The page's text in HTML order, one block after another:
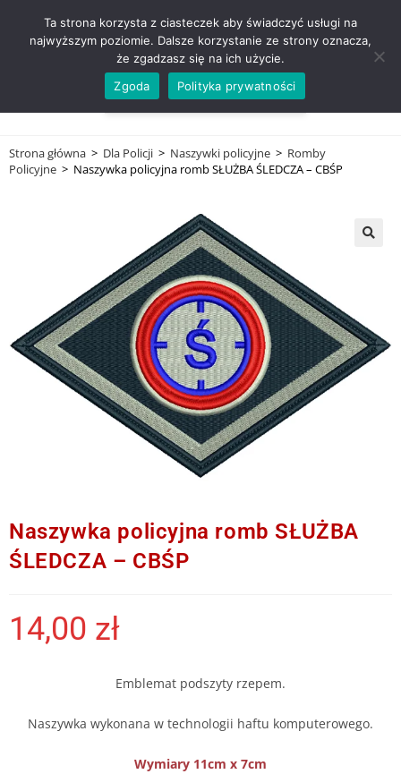
ZADZWOŃ TEL. 600 352 938
Strona główna > Dla Policji > Naszywki policyjne > Romby
Policyjne > Naszywka policyjna romb SŁUŻBA ŚLEDCZA – CBŚP
Naszywka policyjna romb SŁUŻBA
ŚLEDCZA – CBŚP
14,00 zł
Emblemat podszyty rzepem.
Naszywka wykonana w technologii haftu komputerowego.
Wymiary 11cm x 7cm
Ta strona korzysta z ciasteczek aby świadczyć usługi na
najwyższym poziomie. Dalsze korzystanie ze strony oznacza,
że zgadzasz się na ich użycie.
Zgoda
Polityka prywatności